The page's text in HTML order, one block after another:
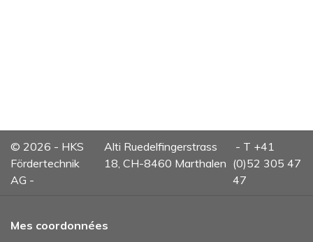
© 2026 - HKS
Fördertechnik
AG -
Alti Ruedelfingerstrass
18, CH-8460 Marthalen
- T +41
(0)52 305 47
47
Mes coordonnées